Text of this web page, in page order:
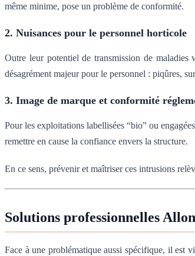
même minime, pose un problème de conformité.
2. Nuisances pour le personnel horticole
Outre leur potentiel de transmission de
désagrément majeur pour le personnel : piqûres,
3. Image de marque et conformité
Pour les exploitations labellisées “bio” ou
remettre en cause la confiance envers la structure.
En ce sens, prévenir et maîtriser ces intrusions
Solutions professionnelles
Face à une problématique aussi spécifique, il est